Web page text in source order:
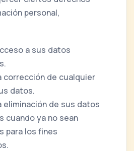
personal,
a sus datos
corrección de cualquier
datos.
eliminación de sus datos
cuando ya no sean
para los fines